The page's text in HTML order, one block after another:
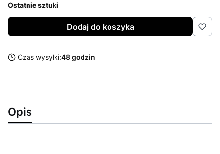
Ostatnie sztuki
Dodaj do koszyka
Czas wysyłki:48 godzin
Opis